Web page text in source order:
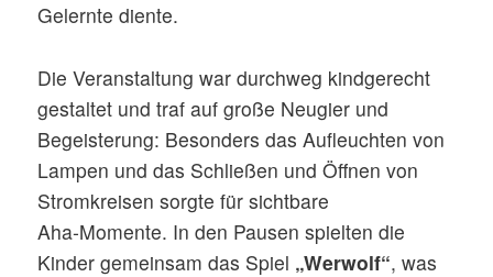
Gelernte diente.
Die Veranstaltung war durchweg kindgerecht
gestaltet und traf auf große Neugier und
Begeisterung: Besonders das Aufleuchten von
Lampen und das Schließen und Öffnen von
Stromkreisen sorgte für sichtbare
Aha‑Momente. In den Pausen spielten die
Kinder gemeinsam das Spiel „Werwolf“, was